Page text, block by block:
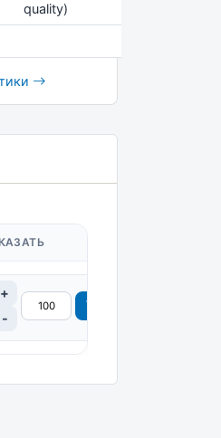
quality)